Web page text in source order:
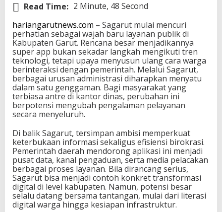
Read Time: 2 Minute, 48 Second
hariangarutnews.com – Sagarut mulai mencuri
perhatian sebagai wajah baru layanan publik di
Kabupaten Garut. Rencana besar menjadikannya
super app bukan sekadar langkah mengikuti tren
teknologi, tetapi upaya menyusun ulang cara warga
berinteraksi dengan pemerintah. Melalui Sagarut,
berbagai urusan administrasi diharapkan menyatu
dalam satu genggaman. Bagi masyarakat yang
terbiasa antre di kantor dinas, perubahan ini
berpotensi mengubah pengalaman pelayanan
secara menyeluruh.
Di balik Sagarut, tersimpan ambisi memperkuat
keterbukaan informasi sekaligus efisiensi birokrasi.
Pemerintah daerah mendorong aplikasi ini menjadi
pusat data, kanal pengaduan, serta media pelacakan
berbagai proses layanan. Bila dirancang serius,
Sagarut bisa menjadi contoh konkret transformasi
digital di level kabupaten. Namun, potensi besar
selalu datang bersama tantangan, mulai dari literasi
digital warga hingga kesiapan infrastruktur.